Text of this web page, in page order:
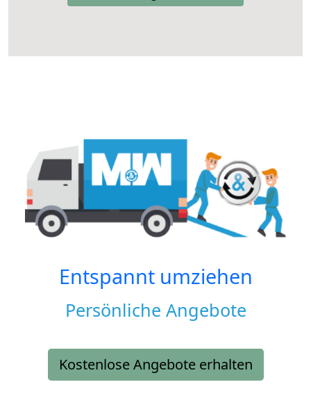
Entspannt umziehen
Persönliche Angebote
Kostenlose Angebote erhalten